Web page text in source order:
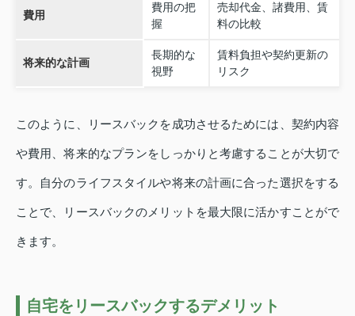
費用
費用の把
握
売却代金、諸費用、賃
料の比較
将来的な計画
長期的な
視野
賃料負担や契約更新の
リスク
このように、リースバックを成功させるためには、契約内容
や費用、将来的なプランをしっかりと考慮することが大切で
す。自分のライフスタイルや将来の計画に合った選択をする
ことで、リースバックのメリットを最大限に活かすことがで
きます。
自宅をリースバックするデメリット